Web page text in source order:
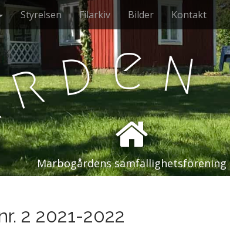
Styrelsen Filarkiv Bilder Kontakt
rd e n
Marbogårdens samfällighetsförening
2 2021-2022